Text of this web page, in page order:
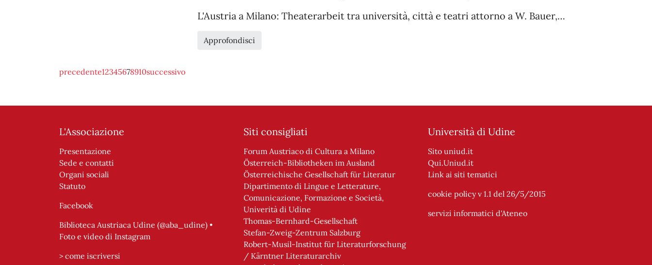
L'Austria a Milano: Theaterarbeit tra università, città e teatri attorno a W. Bauer,…
Approfondisci
precedente12345678910successivo
L'Associazione
Presentazione
Sede e contatti
Organi sociali
Statuto
Facebook
Biblioteca Austriaca Udine (@aba_udine) •
Foto e video di Instagram
> come iscriversi
Siti consigliati
Forum Austriaco di Cultura a Milano
Österreich-Bibliotheken im Ausland
Österreichische Gesellschaft für Literatur
Dipartimento di Lingue e Letterature,
Comunicazione, Formazione e Società,
Univerità di Udine
Thomas-Bernhard-Gesellschaft
Stefan-Zweig-Zentrum Salzburg
Robert-Musil-Institut für Literaturforschung
/ Kärntner Literaturarchiv
Università di Udine
Sito uniud.it
Qui.Uniud.it
Link ai siti tematici
cookie policy v 1.1 del 26/5/2015
servizi informatici d'Ateneo